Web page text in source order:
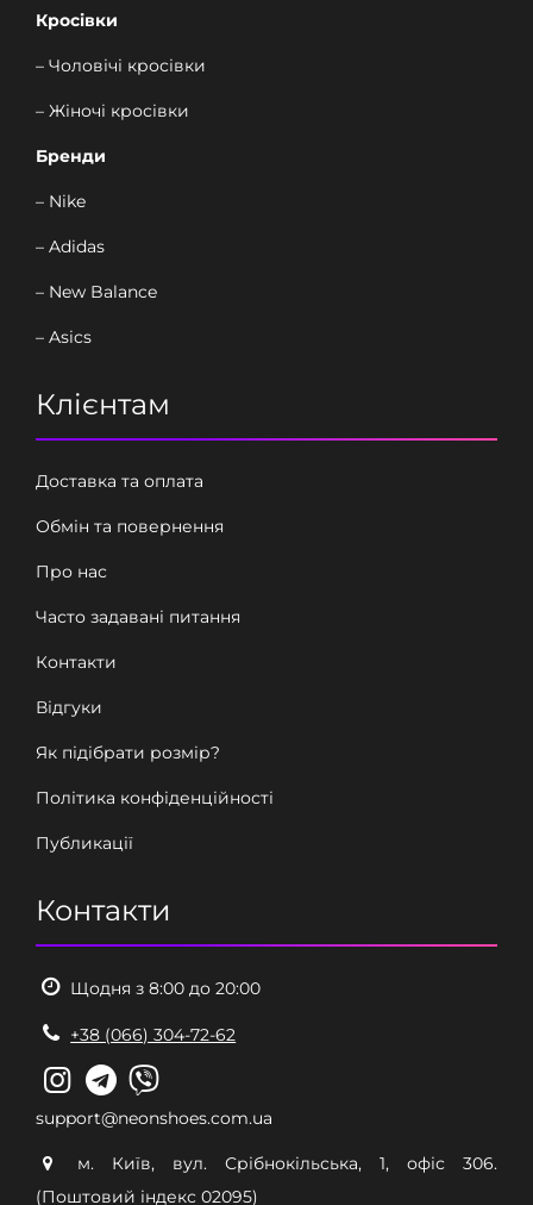
Кросівки
– Чоловічі кросівки
– Жіночі кросівки
Бренди
– Nike
– Adidas
– New Balance
– Asics
Клієнтам
Доставка та оплата
Обмін та повернення
Про нас
Часто задавані питання
Контакти
Відгуки
Як підібрати розмір?
Політика конфіденційності
Публикації
Контакти
Щодня з 8:00 до 20:00
+38 (066) 304-72-62
support@neonshoes.com.ua
м. Київ, вул. Срібнокільська, 1, офіс 306.
(Поштовий індекс 02095)